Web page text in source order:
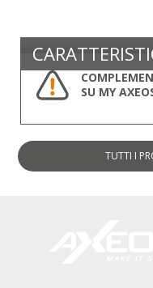
SU MY
TUTTI I